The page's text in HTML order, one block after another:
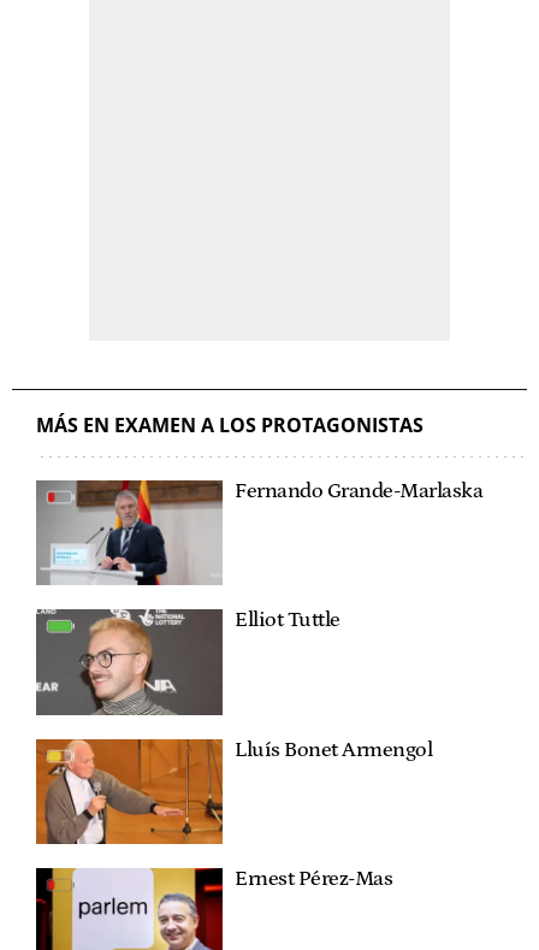
MÁS EN EXAMEN A LOS PROTAGONISTAS
Fernando Grande-Marlaska
Elliot Tuttle
Lluís Bonet Armengol
Ernest Pérez-Mas